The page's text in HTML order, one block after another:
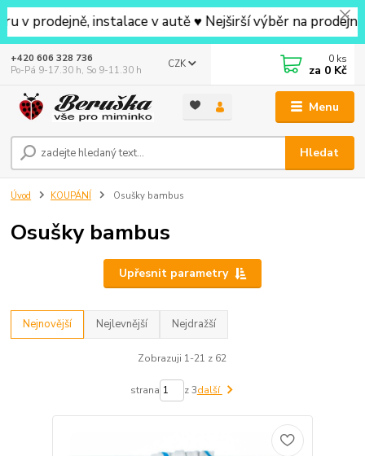
instalace v autě ♥ Nejširší výběr na prodejně
Menu
CZK
Hledat
+420 606 328 736
Po-Pá 9-17.30 h, So 9-11.30 h
0 ks
za 0 Kč
Úvod KOUPÁNÍ Osušky bambus
Osušky bambus
Upřesnit parametry
Nejnovější Nejlevnější Nejdražší
Zobrazuji 1-21 z 62
strana z 3další